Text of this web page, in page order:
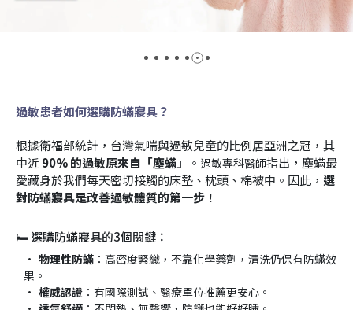
過敏患者如何選購防蟎寢具？
根據衛福部統計，台灣氣喘與過敏兒童的比例居亞洲之冠，其
中近 90% 的過敏原來自「塵蟎」 。 過敏專科醫師指出，塵蟎最
愛藏身於我們每天密切接觸的床墊、枕頭、棉被中。因此， 選
對防蟎寢具是改善過敏體質的第一步 ！
🛏 選購防蟎寢具的3個關鍵：
物理性防蟎 ：高密度緊織，不靠化學藥劑，清洗仍保有防蟎效
果。
權威認證 ：有國際測試、醫療單位推薦更安心。